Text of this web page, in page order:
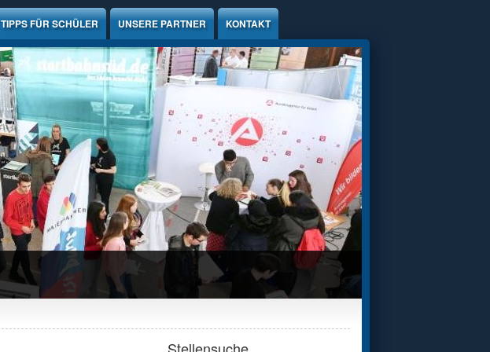
TIPPS FÜR SCHÜLER UNSERE PARTNER KONTAKT